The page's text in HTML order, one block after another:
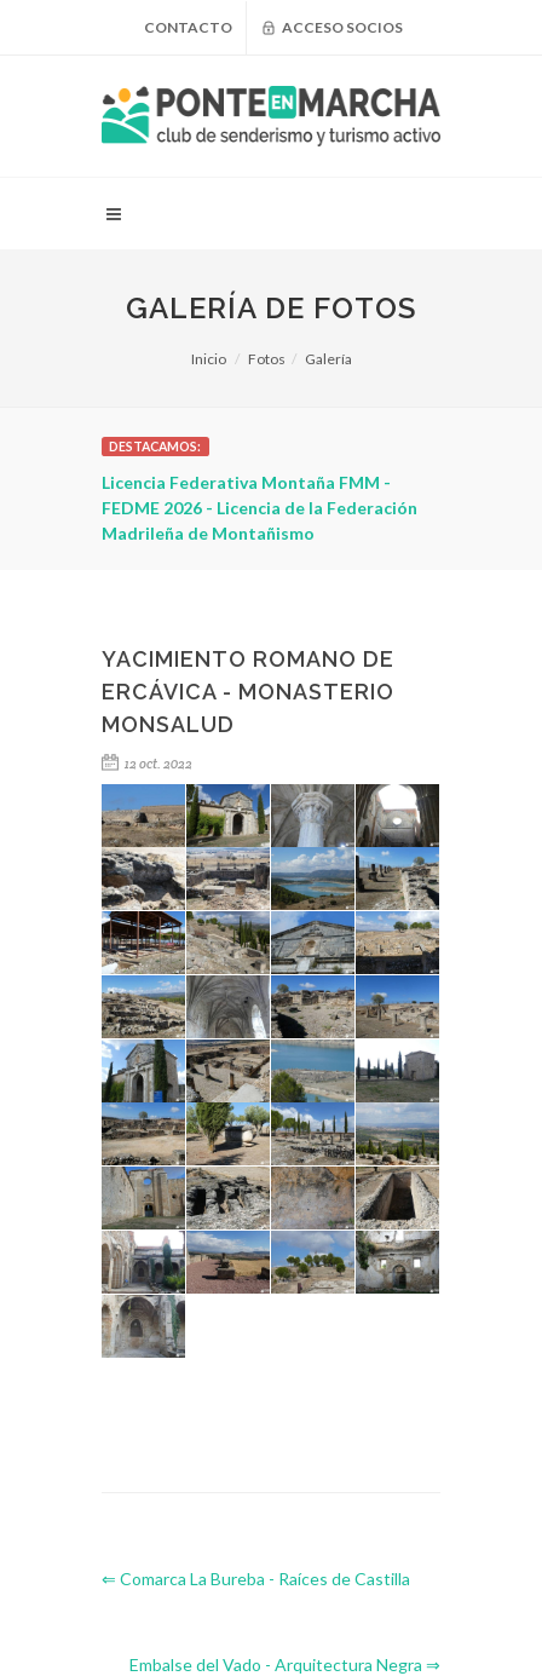
CONTACTO ACCESO SOCIOS
GALERÍA DE FOTOS
Inicio Fotos Galería
DESTACAMOS:
Licencia Federativa Montaña FMM -
FEDME 2026 - Licencia de la Federación
Madrileña de Montañismo
YACIMIENTO ROMANO DE
ERCÁVICA - MONASTERIO
MONSALUD
12 oct. 2022
⇐ Comarca La Bureba - Raíces de Castilla
Embalse del Vado - Arquitectura Negra ⇒